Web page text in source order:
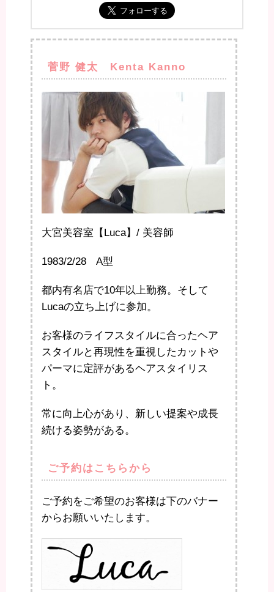
菅野 健太 Kenta Kanno
大宮美容室【Luca】/ 美容師
1983/2/28 A型
都内有名店で10年以上勤務。そして
Lucaの立ち上げに参加。
お客様のライフスタイルに合ったヘア
スタイルと再現性を重視したカットや
パーマに定評があるヘアスタイリス
ト。
常に向上心があり、新しい提案や成長
続ける姿勢がある。
ご予約はこちらから
ご予約をご希望のお客様は下のバナー
からお願いいたします。